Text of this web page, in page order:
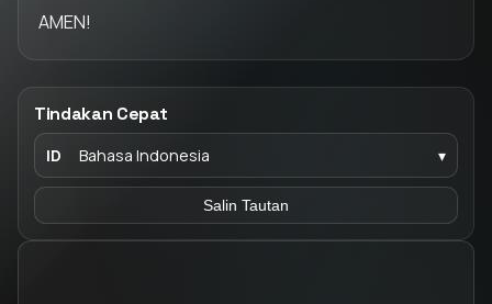
Tindakan Cepat
ID Bahasa Indonesia ▾
Salin Tautan
AMEN!